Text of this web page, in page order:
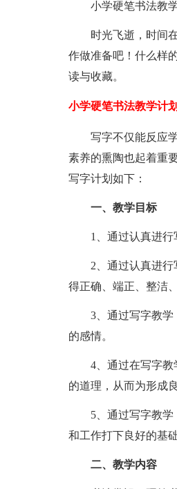
小学硬笔书法教
时光飞逝，时间
作做准备吧！什么样
读与收藏。
小学硬笔书法教学计
写字不仅能反应
素养的熏陶也起着重
写字计划如下：
一、教学目标
1、通过认真进
2、通过认真进
得正确、端正、整洁
3、通过写字教
的感情。
4、通过在写字
的道理，从而为形成
5、通过写字教
和工作打下良好的基础
二、教学内容